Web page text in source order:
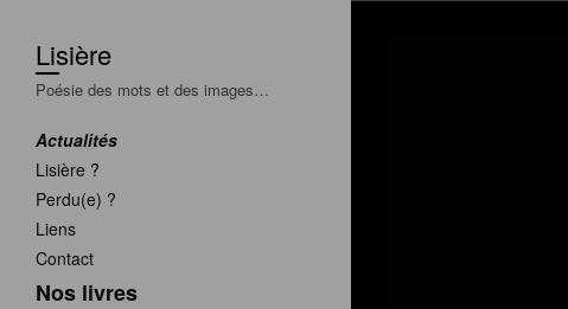
Lisière
Poésie des mots et des images…
Actualités
Lisière ?
Perdu(e) ?
Liens
Contact
Nos livres